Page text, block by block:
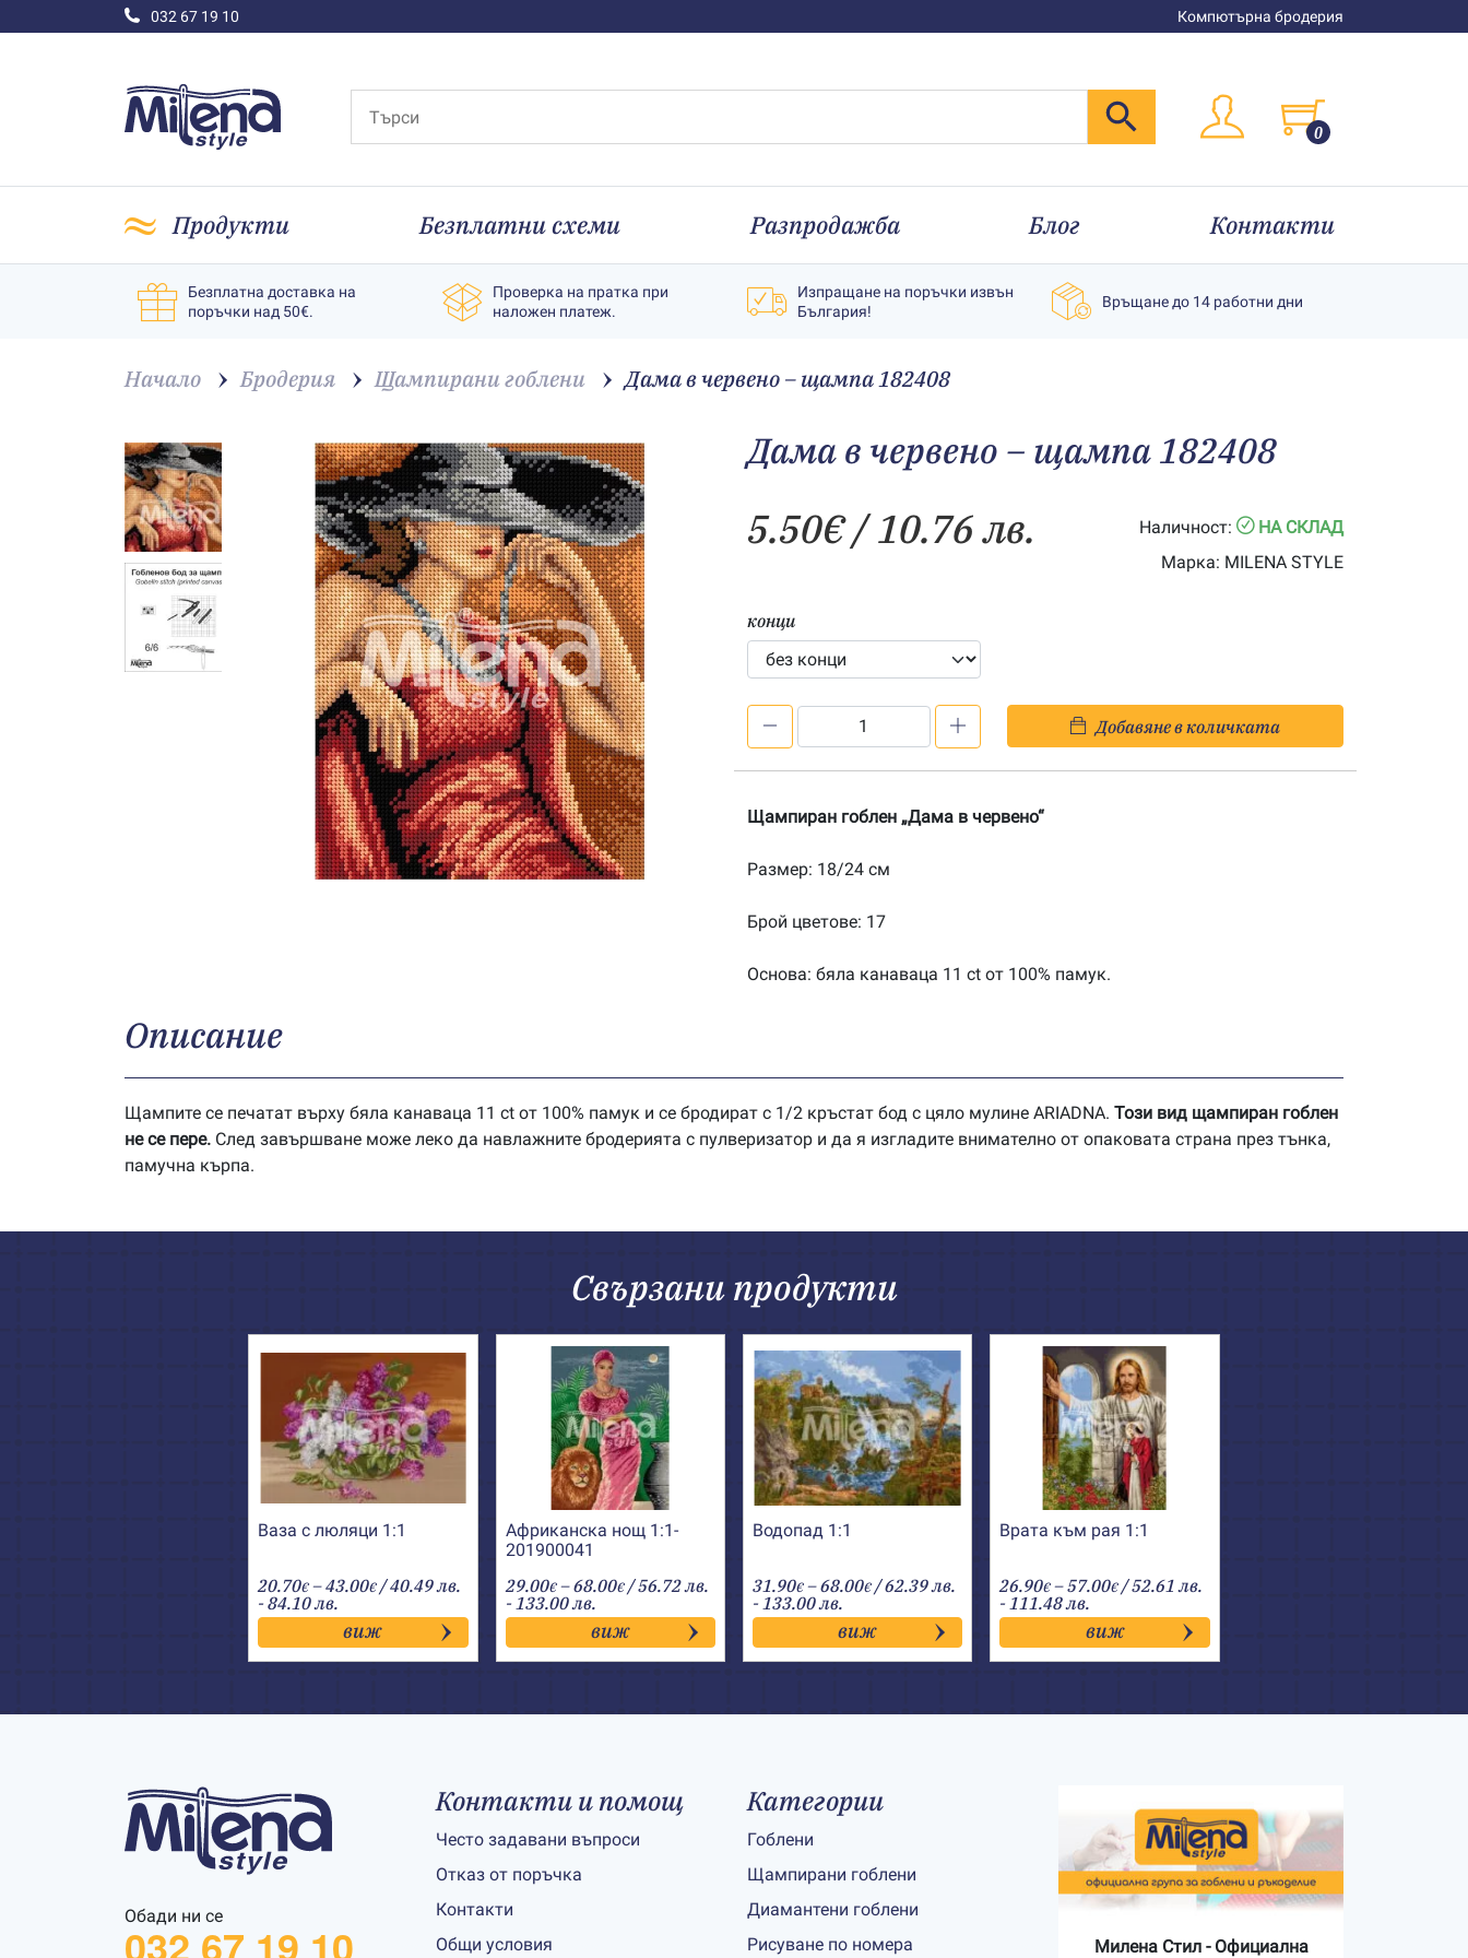
032 67 19 10 Компютърна бродерия
0
Продукти Безплатни схеми Разпродажба Блог Контакти
Безплатна доставка на
поръчки над 50€.
Проверка на пратка при
наложен платеж.
Изпращане на поръчки извън
България!
Връщане до 14 работни дни
Начало Бродерия Щампирани гоблени Дама в червено – щампа 182408
Дама в червено – щампа 182408
5.50€/ 10.76 лв. Наличност:
НА СКЛАД
Марка: MILENA STYLE
конци
в
–
182408
Добавяне в количката
Щампиран гоблен „Дама в червено“
Размер: 18/24 см
Брой цветове: 17
Основа: бяла канаваца 11 ct от 100% памук.
Описание
Щампите се печатат върху бяла канаваца 11 ct от 100% памук и се бродират с 1/2 кръстат бод с цяло мулине ARIADNA. Този вид щампиран гоблен
не се пере. След завършване може леко да навлажните бродерията с пулверизатор и да я изгладите внимателно от опаковата страна през тънка,
памучна кърпа.
Свързани продукти
Ваза с люляци 1:1
20.70€ –43.00€Price
range:
20.70€
through
43.00€
/ 40.49 лв.
- 84.10 лв.
виж
Африканска нощ 1:1-
201900041
29.00€ –68.00€Price
range:
29.00€
through
68.00€
/ 56.72 лв.
- 133.00 лв.
виж
Водопад 1:1
31.90€ –68.00€Price
range:
31.90€
through
68.00€
/ 62.39 лв.
- 133.00 лв.
виж
Врата към рая 1:1
26.90€ –57.00€Price
range:
26.90€
through
57.00€
/ 52.61 лв.
- 111.48 лв.
виж
Обади ни се
032 67 19 10
Контакти и помощ
Често задавани въпроси
Отказ от поръчка
Контакти
Общи условия
Категории
Гоблени
Щампирани гоблени
Диамантени гоблени
Рисуване по номера
Милена Стил - Официална